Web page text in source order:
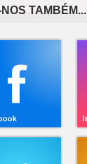
TAMBÉM...